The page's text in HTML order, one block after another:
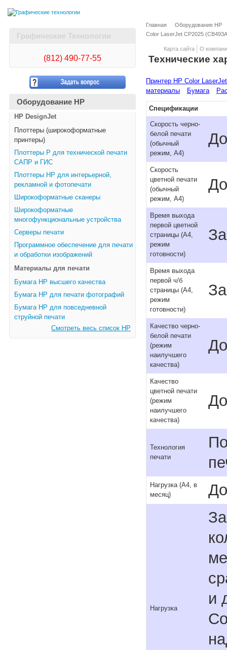
Карта сайта О
Графические Технологии
(812) 490-77-55
Оборудование HP
HP DesignJet
Плоттеры (широкоформатные
принтеры)
Плоттеры Р для технической печати
САПР и ГИС
Плоттеры НР для интерьерной,
рекламной и фотопечати
Широкоформатные сканеры
Широкоформатные
многофункциональные устройства
Серверы печати
Программное обеспечение для печати
и обработки изображений
Материалы для печати
Бумага HP высшего качества
Бумага HP для печати фотографий
Бумага HP для повседневной
струйной печати
Смотреть весь список HP
Главная
Оборудование HP
Color LaserJet CP2025
Технические
Принтер HP Color
материалы
Бумага
Спецификации
Скорость черно-
белой печати
(обычный
режим, A4)
Скорость
цветной печати
(обычный
режим, A4)
Время выхода
первой цветной
страницы (A4,
режим
готовности)
Время выхода
первой ч/б
страницы (A4,
режим
готовности)
Качество черно-
белой печати
(режим
наилучшего
качества)
Качество
цветной печати
(режим
наилучшего
качества)
Технология
печати
Нагрузка (А4, в
месяц)
Нагрузка
и